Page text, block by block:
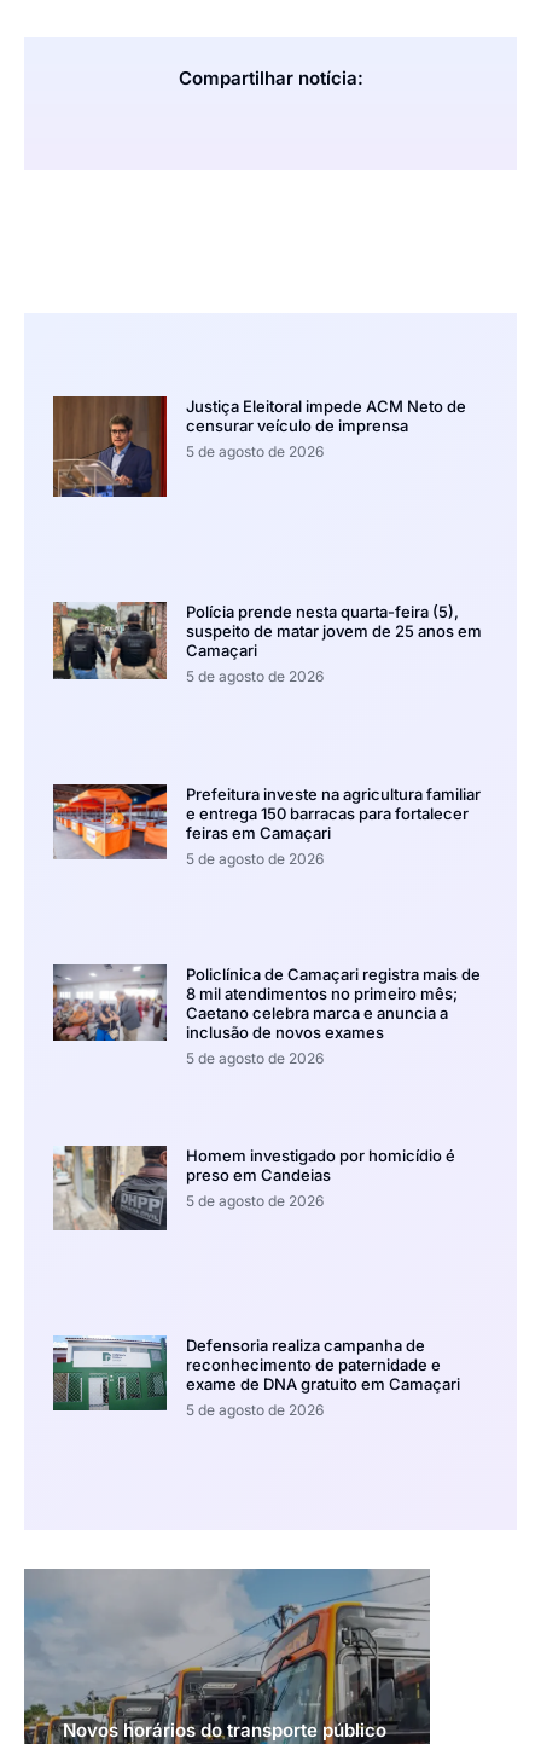
Compartilhar notícia:
Justiça Eleitoral impede ACM Neto de
censurar veículo de imprensa
5 de agosto de 2026
Polícia prende nesta quarta-feira (5),
suspeito de matar jovem de 25 anos em
Camaçari
5 de agosto de 2026
Prefeitura investe na agricultura familiar
e entrega 150 barracas para fortalecer
feiras em Camaçari
5 de agosto de 2026
Policlínica de Camaçari registra mais de
8 mil atendimentos no primeiro mês;
Caetano celebra marca e anuncia a
inclusão de novos exames
5 de agosto de 2026
Homem investigado por homicídio é
preso em Candeias
5 de agosto de 2026
Defensoria realiza campanha de
reconhecimento de paternidade e
exame de DNA gratuito em Camaçari
5 de agosto de 2026
Novos horários do transporte público